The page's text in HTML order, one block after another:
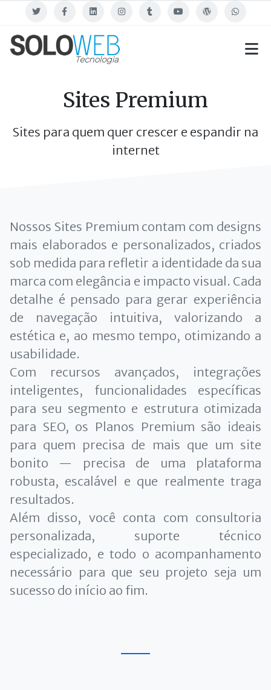
Twitter FacebookLinkedin InstagramTumblr Youtube Blog WhatsApp
Sites Premium
Sites para quem quer crescer e espandir na
internet
Nossos Sites Premium contam com designs
mais elaborados e personalizados, criados
sob medida para refletir a identidade da sua
marca com elegância e impacto visual. Cada
detalhe é pensado para gerar experiência
de navegação intuitiva, valorizando a
estética e, ao mesmo tempo, otimizando a
usabilidade.
Com recursos avançados, integrações
inteligentes, funcionalidades específicas
para seu segmento e estrutura otimizada
para SEO, os Planos Premium são ideais
para quem precisa de mais que um site
bonito — precisa de uma plataforma
robusta, escalável e que realmente traga
resultados.
Além disso, você conta com consultoria
personalizada, suporte técnico
especializado, e todo o acompanhamento
necessário para que seu projeto seja um
sucesso do início ao fim.